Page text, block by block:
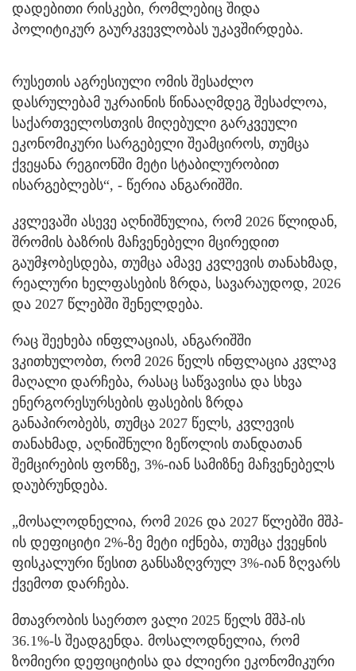
დადებითი რისკები, რომლებიც შიდა
პოლიტიკურ გაურკვევლობას უკავშირდება.
რუსეთის აგრესიული ომის შესაძლო
დასრულებამ უკრაინის წინააღმდეგ შესაძლოა,
საქართველოსთვის მიღებული გარკვეული
ეკონომიკური სარგებელი შეამციროს, თუმცა
ქვეყანა რეგიონში მეტი სტაბილურობით
ისარგებლებს“, - წერია ანგარიშში.
კვლევაში ასევე აღნიშნულია, რომ 2026 წლიდან,
შრომის ბაზრის მაჩვენებელი მცირედით
გაუმჯობესდება, თუმცა ამავე კვლევის თანახმად,
რეალური ხელფასების ზრდა, სავარაუდოდ, 2026
და 2027 წლებში შენელდება.
რაც შეეხება ინფლაციას, ანგარიშში
ვკითხულობთ, რომ 2026 წელს ინფლაცია კვლავ
მაღალი დარჩება, რასაც საწვავისა და სხვა
ენერგორესურსების ფასების ზრდა
განაპირობებს, თუმცა 2027 წელს, კვლევის
თანახმად, აღნიშნული ზეწოლის თანდათან
შემცირების ფონზე, 3%-იან სამიზნე მაჩვენებელს
დაუბრუნდება.
„მოსალოდნელია, რომ 2026 და 2027 წლებში მშპ-
ის დეფიციტი 2%-ზე მეტი იქნება, თუმცა ქვეყნის
ფისკალური წესით განსაზღვრულ 3%-იან ზღვარს
ქვემოთ დარჩება.
მთავრობის საერთო ვალი 2025 წელს მშპ-ის
36.1%-ს შეადგენდა. მოსალოდნელია, რომ
ზომიერი დეფიციტისა და ძლიერი ეკონომიკური